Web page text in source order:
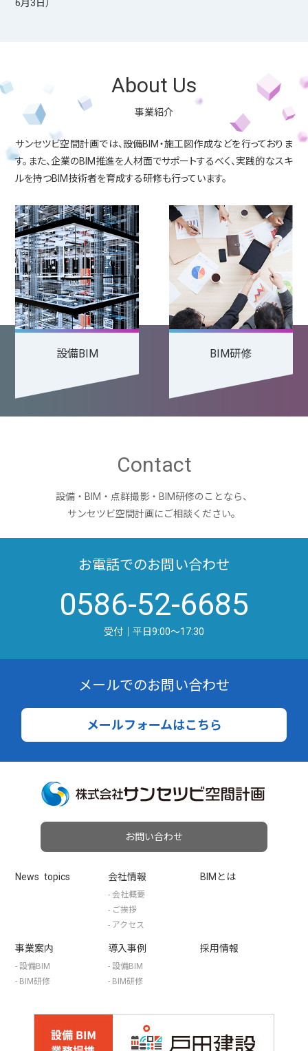
6月3日）
About Us
事業紹介
サンセツビ空間計画では、設備BIM・施工図作成などを行っておりま
す。 また、企業のBIM推進を人材面でサポートするべく、実践的なスキ
ルを持つBIM技術者を育成する研修も行っています。
設備BIM BIM研修
Contact
設備・BIM・点群撮影・BIM研修のことなら、
サンセツビ空間計画にご相談ください。
お電話でのお問い合わせ
0586-52-6685
受付｜平⽇9:00〜17:30
メールでのお問い合わせ
メールフォームはこちら
お問い合わせ
News topics 会社情報
- 会社概要
- ご挨拶
- アクセス
BIMとは
事業案内
- 設備BIM
- BIM研修
導⼊事例
- 設備BIM
- BIM研修
採用情報